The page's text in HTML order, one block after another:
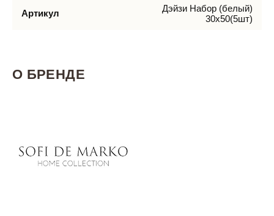
Артикул
Дэйзи Набор (белый)
30х50(5шт)
О БРЕНДЕ